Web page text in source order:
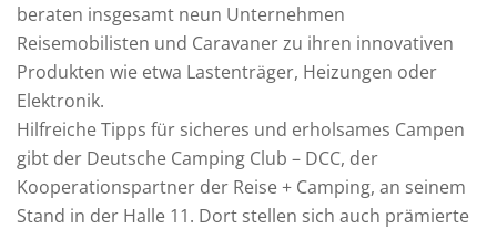
beraten insgesamt neun Unternehmen
Reisemobilisten und Caravaner zu ihren innovativen
Produkten wie etwa Lastenträger, Heizungen oder
Elektronik.
Hilfreiche Tipps für sicheres und erholsames Campen
gibt der Deutsche Camping Club – DCC, der
Kooperationspartner der Reise + Camping, an seinem
Stand in der Halle 11. Dort stellen sich auch prämierte